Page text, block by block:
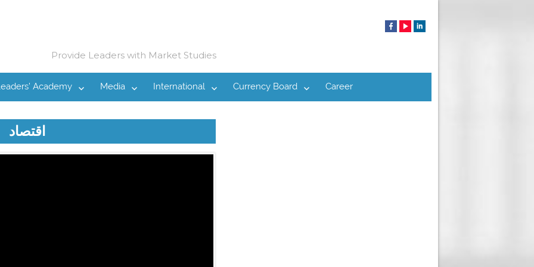
Provide Leaders with Market Studies
Academy Media International Currency Board Career
اقتصاد